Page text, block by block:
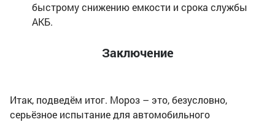
быстрому снижению емкости и срока службы
АКБ.
Заключение
Итак, подведём итог. Мороз – это, безусловно,
серьёзное испытание для автомобильного